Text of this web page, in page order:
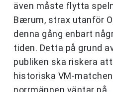
även måste flytta
Bærum, strax utanför
denna gång enbart
tiden. Detta på grund
publiken ska riskera
historiska VM-
norrmännen väntar på.